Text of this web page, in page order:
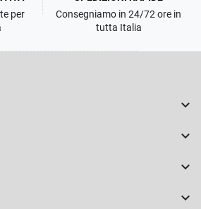
per
Consegniamo in 24/72 ore in
tutta Italia



